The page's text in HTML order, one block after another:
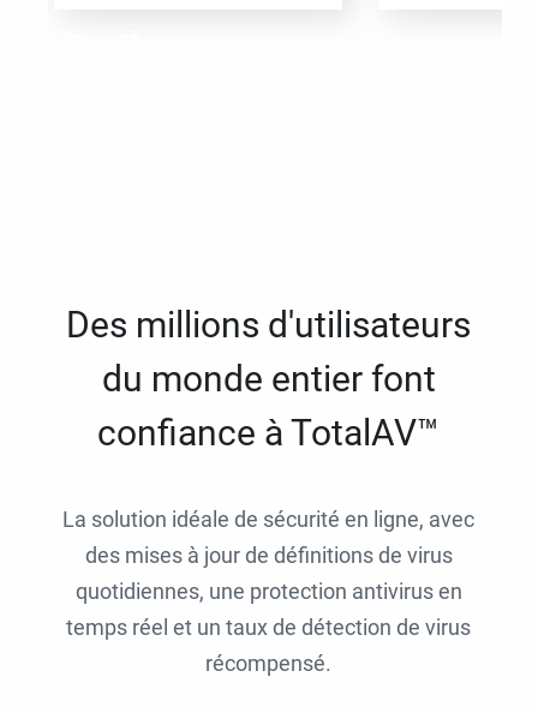
Des millions d'utilisateurs
du monde entier font
confiance à TotalAV™
La solution idéale de sécurité en ligne, avec
des mises à jour de définitions de virus
quotidiennes, une protection antivirus en
temps réel et un taux de détection de virus
récompensé.